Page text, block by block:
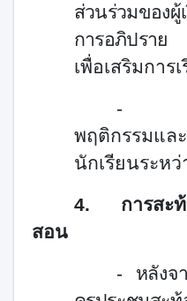
ส่วนร่วมของ
การอภิปราย
เพื่อเสริมการ
- จัดท
พฤติกรรมแล
นักเรียนระหว่
4. การสะ
สอน
- หลังจ